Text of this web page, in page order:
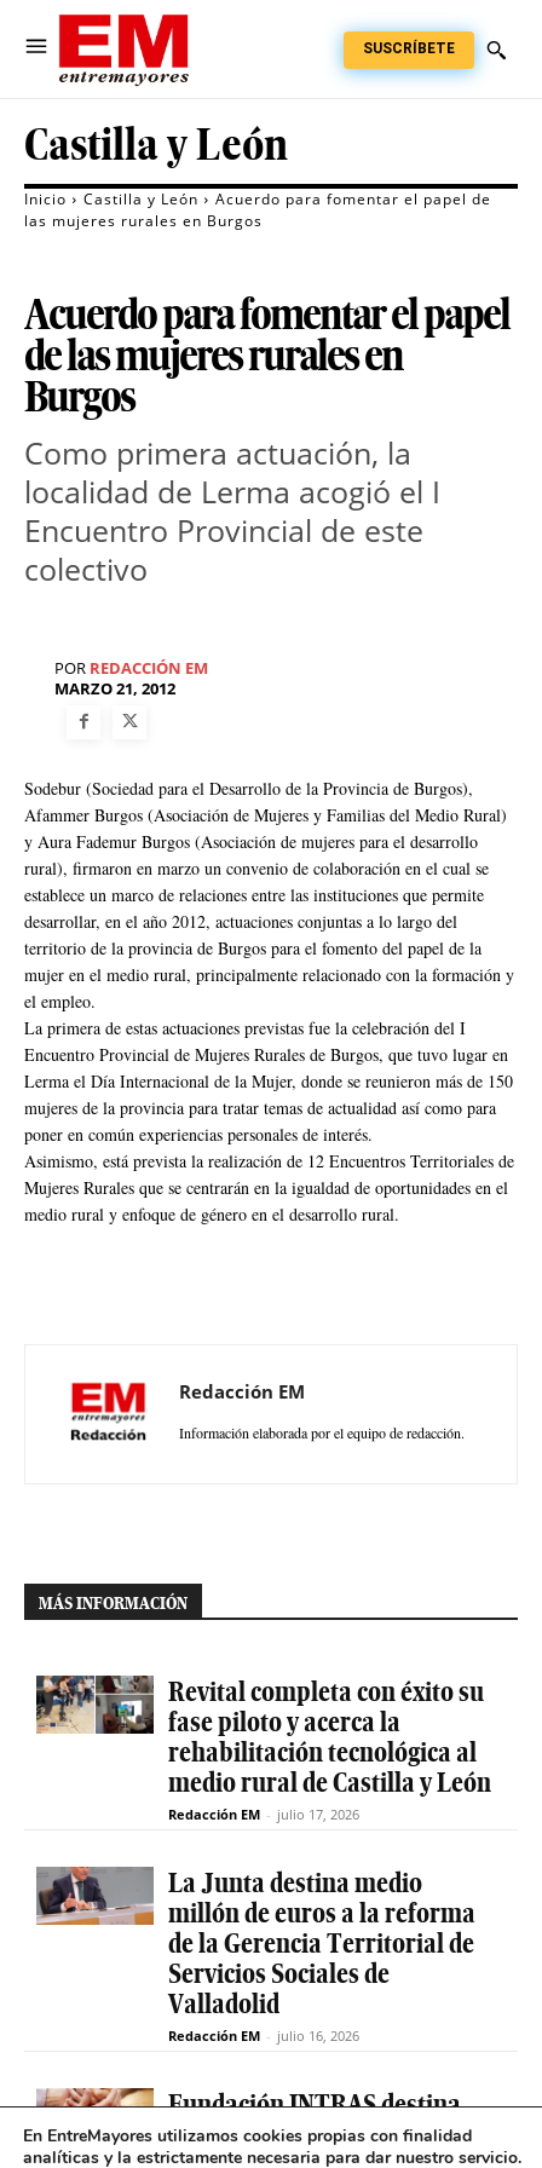
SUSCRÍBETE
Castilla y León
Inicio Castilla y León
Acuerdo para fomentar el papel de
las mujeres rurales en Burgos
Acuerdo para fomentar el papel
de las mujeres rurales en
Burgos
Como primera actuación, la
localidad de Lerma acogió el I
Encuentro Provincial de este
colectivo
POR REDACCIÓN EM
MARZO 21, 2012
Sodebur (Sociedad para el Desarrollo de la Provincia de Burgos),
Afammer Burgos (Asociación de Mujeres y Familias del Medio Rural)
y Aura Fademur Burgos (Asociación de mujeres para el desarrollo
rural), firmaron en marzo un convenio de colaboración en el cual se
establece un marco de relaciones entre las instituciones que permite
desarrollar, en el año 2012, actuaciones conjuntas a lo largo del
territorio de la provincia de Burgos para el fomento del papel de la
mujer en el medio rural, principalmente relacionado con la formación y
el empleo.
La primera de estas actuaciones previstas fue la celebración del I
Encuentro Provincial de Mujeres Rurales de Burgos, que tuvo lugar en
Lerma el Día Internacional de la Mujer, donde se reunieron más de 150
mujeres de la provincia para tratar temas de actualidad así como para
poner en común experiencias personales de interés.
Asimismo, está prevista la realización de 12 Encuentros Territoriales de
Mujeres Rurales que se centrarán en la igualdad de oportunidades en el
medio rural y enfoque de género en el desarrollo rural.
Redacción EM
Información elaborada por el equipo de redacción.
MÁS INFORMACIÓN
Revital completa con éxito su
fase piloto y acerca la
rehabilitación tecnológica al
medio rural de Castilla y León
Redacción EM - julio 17, 2026
La Junta destina medio
millón de euros a la reforma
de la Gerencia Territorial de
Servicios Sociales de
Valladolid
Redacción EM - julio 16, 2026
Fundación INTRAS destina
6.000 euros a proyectos
En EntreMayores utilizamos cookies propias con finalidad
analíticas y la estrictamente necesaria para dar nuestro servicio.